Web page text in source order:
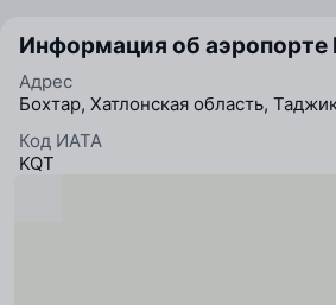
Информация об аэропорте
Адрес
Бохтар, Хатлонская область,
Код ИАТА
KQT